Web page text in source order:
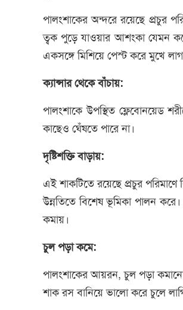
পালংশাকের অন্দরে রয়েছে প্রচুর
ত্বক পুড়ে যাওয়ার আশংকা যেমন
একসঙ্গে মিশিয়ে পেস্ট করে মুখে
ক্যান্সার থেকে বাঁচায়:
পালংশাকে উপস্থিত ফ্লেবোনয়েড
কাছেও ঘেঁষতে পারে না।
দৃষ্টিশক্তি বাড়ায়:
এই শাকটিতে রয়েছে প্রচুর পরিমাণে
উন্নতিতে বিশেষ ভূমিকা পালন
কমায়।
চুল পড়া কমে:
পালংশাকের আয়রন, চুল পড়া
শাক রস বানিয়ে ভালো করে চুলে